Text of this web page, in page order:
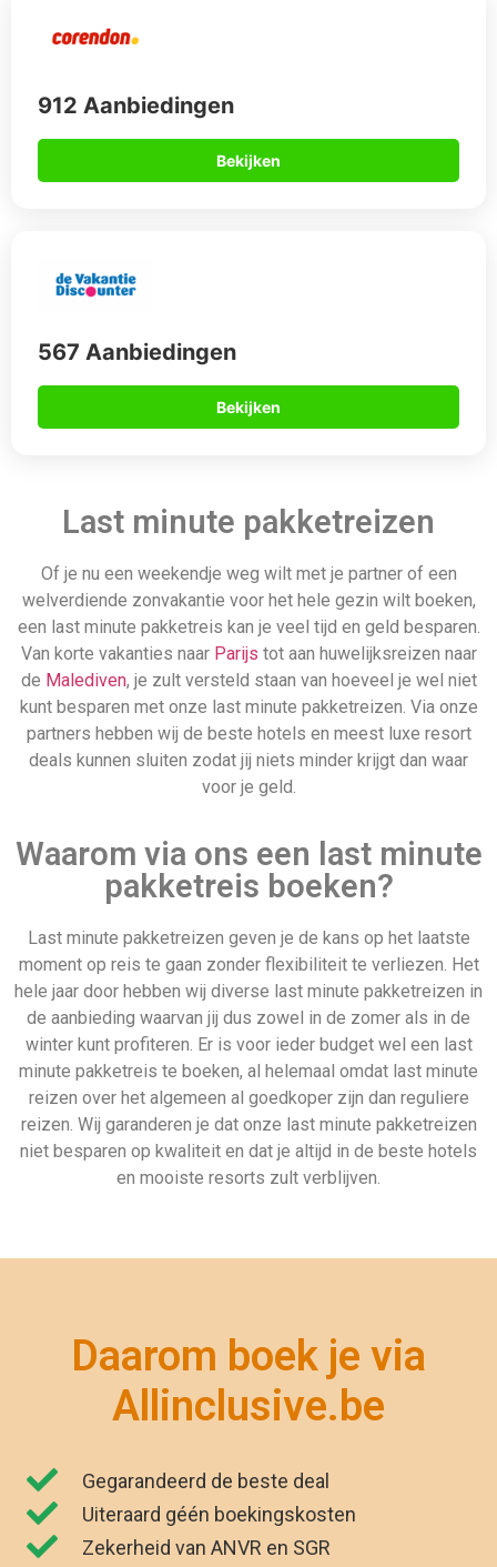
912 Aanbiedingen
Bekijken
567 Aanbiedingen
Bekijken
Last minute pakketreizen
Of je nu een weekendje weg wilt met je partner of een
welverdiende zonvakantie voor het hele gezin wilt boeken,
een last minute pakketreis kan je veel tijd en geld besparen.
Van korte vakanties naar Parijs tot aan huwelijksreizen naar
de Malediven, je zult versteld staan van hoeveel je wel niet
kunt besparen met onze last minute pakketreizen. Via onze
partners hebben wij de beste hotels en meest luxe resort
deals kunnen sluiten zodat jij niets minder krijgt dan waar
voor je geld.
Waarom via ons een last minute
pakketreis boeken?
Last minute pakketreizen geven je de kans op het laatste
moment op reis te gaan zonder flexibiliteit te verliezen. Het
hele jaar door hebben wij diverse last minute pakketreizen in
de aanbieding waarvan jij dus zowel in de zomer als in de
winter kunt profiteren. Er is voor ieder budget wel een last
minute pakketreis te boeken, al helemaal omdat last minute
reizen over het algemeen al goedkoper zijn dan reguliere
reizen. Wij garanderen je dat onze last minute pakketreizen
niet besparen op kwaliteit en dat je altijd in de beste hotels
en mooiste resorts zult verblijven.
Daarom boek je via
Allinclusive.be
Gegarandeerd de beste deal
Uiteraard géén boekingskosten
Zekerheid van ANVR en SGR